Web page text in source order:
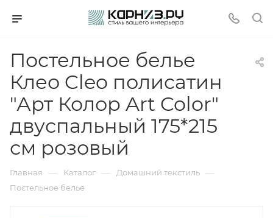
Постельное белье
Клео Cleo полисатин
"Арт Колор Art Color"
двуспальный 175*215
см розовый
Главная — Каталог — Домашний текстиль —
Постельное белье